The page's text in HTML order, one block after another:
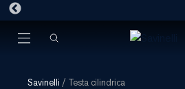
Savinelli / Testa cilindrica